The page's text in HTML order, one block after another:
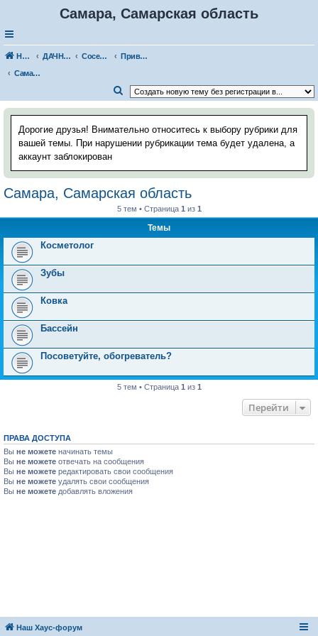
Самара, Самарская область
Наш Хаус-форум ДАЧНИКИ: ЗНАКОМСТВА, ВСТРЕЧИ. РАССКАЗЫ О ДАЧЕ Соседи по даче
Приволжский федеральный округ
Самара, Самарская область
о
с
Дорогие друзья! Внимательно относитесь к выбору рубрики для
вашей темы. При нарушении рубрикации тема будет удалена, а
аккаунт заблокирован
Самара, Самарская область
5 тем • Страница 1 из 1
Темы
Косметолог
Зубы
Ковка
Бассейн
Посоветуйте, обогреватель?
5 тем • Страница 1 из 1
Перейти
ПРАВА ДОСТУПА
Вы не можете начинать темы
Вы не можете отвечать на сообщения
Вы не можете редактировать свои сообщения
Вы не можете удалять свои сообщения
Вы не можете добавлять вложения
Наш Хаус-форум